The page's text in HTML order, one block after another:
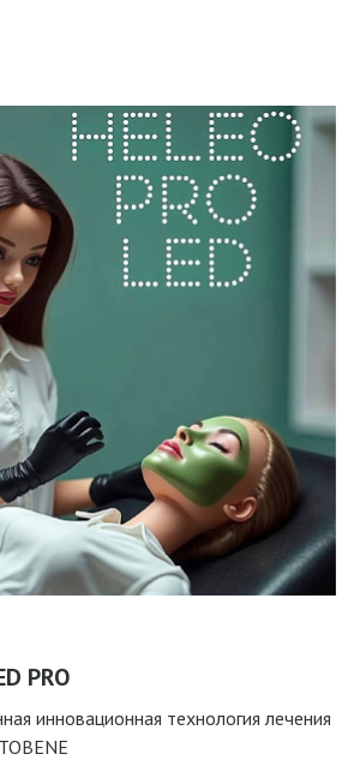
PRO
инновационная технология лечения